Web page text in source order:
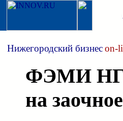
Нижегородский бизнесon-
ФЭМИ
на